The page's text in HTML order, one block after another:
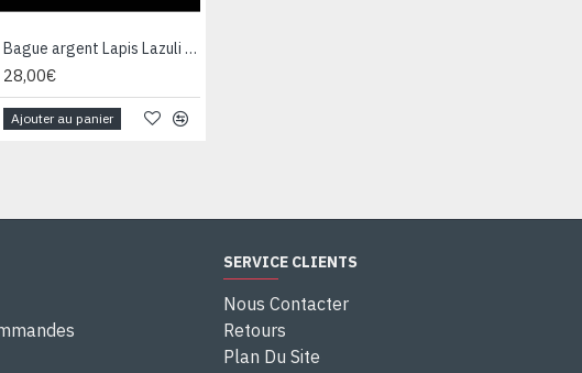
Bague argent Lapis Lazuli - Bijoux Inde - Bijoux indiens
28,00€
Ajouter au panier
SERVICE CLIENTS
Nous Contacter
Retours
Plan Du Site